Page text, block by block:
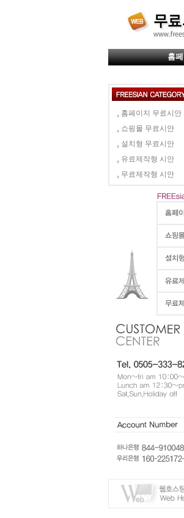
홈
홈페이지 무료시안
쇼핑몰 무료시안
설치형 무료시안
유료제작형 시안
무료제작형 시안